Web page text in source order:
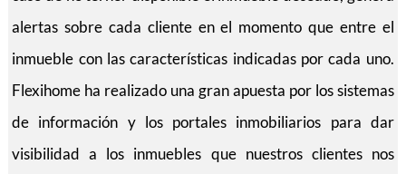
alertas sobre cada cliente en el momento que entre el
inmueble con las características indicadas por cada uno.
Flexihome ha realizado una gran apuesta por los sistemas
de información y los portales inmobiliarios para dar
visibilidad a los inmuebles que nuestros clientes nos